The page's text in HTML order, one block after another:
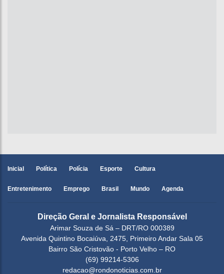
Inicial Política Polícia Esporte Cultura
Entretenimento Emprego Brasil Mundo Agenda
Direção Geral e Jornalista Responsável
Arimar Souza de Sá – DRT/RO 000389
Avenida Quintino Bocaiúva, 2475, Primeiro Andar Sala 05
Bairro São Cristovão - Porto Velho – RO
(69) 99214-5306
redacao@rondonoticias.com.br